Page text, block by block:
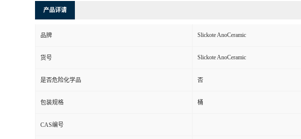
产品详请
品牌 Slickote AnoCeramic
货号 Slickote AnoCeramic
是否危险化学品 否
包装规格 桶
CAS编号